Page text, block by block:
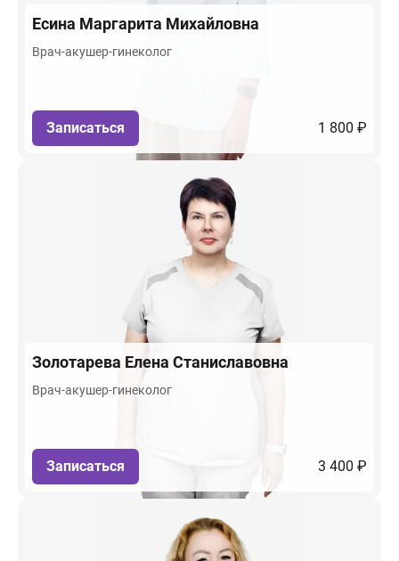
Есина Маргарита Михайловна
Врач-акушер-гинеколог
Записаться 1 800 ₽
Золотарева Елена Станиславовна
Врач-акушер-гинеколог
Записаться 3 400 ₽